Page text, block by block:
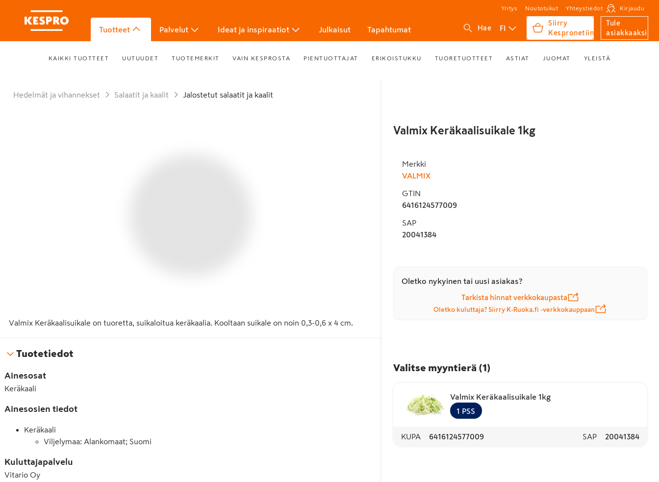
Yritys Noutotukut Yhteystiedot Kirjaudu
Tuotteet Palvelut Ideat ja inspiraatiot Julkaisut Tapahtumat Hae FI
Siirry
Kespronetiin
Tule
asiakkaaksi
KAIKKI TUOTTEET UUTUUDET TUOTEMERKIT VAIN KESPROSTA PIENTUOTTAJAT ERIKOISTUKKU TUORETUOTTEET ASTIAT JUOMAT YLEISTÄ
Hedelmät ja vihannekset Salaatit ja kaalit Jalostetut salaatit ja kaalit
Valmix Keräkaalisuikale on tuoretta, suikaloitua keräkaalia. Kooltaan suikale on noin 0,3-0,6 x 4 cm.
Tuotetiedot
Ainesosat
Keräkaali
Ainesosien tiedot
Keräkaali
Viljelymaa: Alankomaat; Suomi
Kuluttajapalvelu
Vitario Oy
Valmix Keräkaalisuikale 1kg
Merkki
VALMIX
GTIN
6416124577009
SAP
20041384
Oletko nykyinen tai uusi asiakas?
Tarkista hinnat verkkokaupasta
Oletko kuluttaja? Siirry K-Ruoka.fi -verkkokauppaan
Valitse myyntierä (1 )
Valmix Keräkaalisuikale 1kg
1 PSS
KUPA 6416124577009 SAP 20041384